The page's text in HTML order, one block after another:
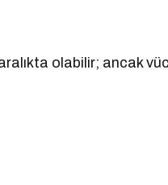
olabilir; ancak